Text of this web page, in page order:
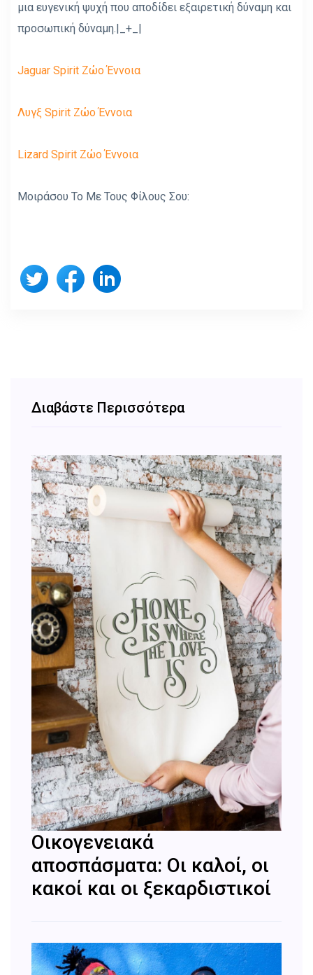
μια ευγενική ψυχή που αποδίδει εξαιρετική δύναμη και
προσωπική δύναμη.|_+_|
Jaguar Spirit Ζώο Έννοια
Λυγξ Spirit Ζώο Έννοια
Lizard Spirit Ζώο Έννοια
Μοιράσου Το Με Τους Φίλους Σου:
Διαβάστε Περισσότερα
Οικογενειακά
αποσπάσματα: Οι καλοί, οι
κακοί και οι ξεκαρδιστικοί